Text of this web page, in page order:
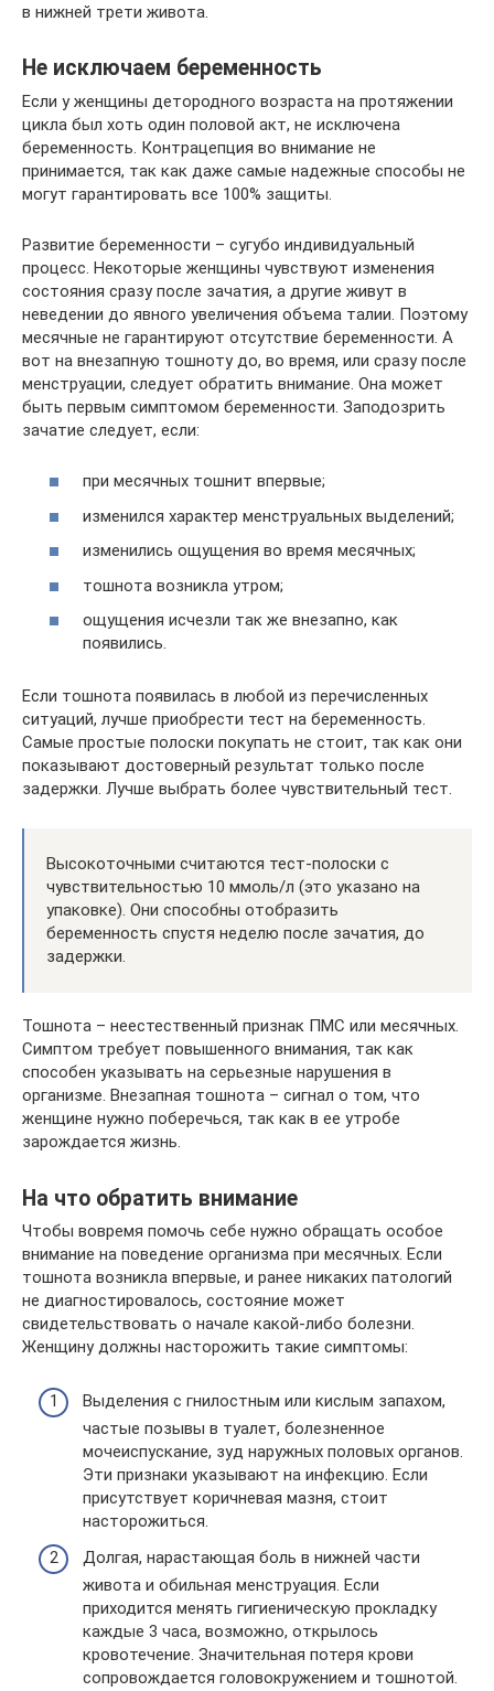
в нижней трети живота.
Не исключаем беременность
Если у женщины детородного возраста на протяжении
цикла был хоть один половой акт, не исключена
беременность. Контрацепция во внимание не
принимается, так как даже самые надежные способы не
могут гарантировать все 100% защиты.
Развитие беременности – сугубо индивидуальный
процесс. Некоторые женщины чувствуют изменения
состояния сразу после зачатия, а другие живут в
неведении до явного увеличения объема талии. Поэтому
месячные не гарантируют отсутствие беременности. А
вот на внезапную тошноту до, во время, или сразу после
менструации, следует обратить внимание. Она может
быть первым симптомом беременности. Заподозрить
зачатие следует, если:
при месячных тошнит впервые;
изменился характер менструальных выделений;
изменились ощущения во время месячных;
тошнота возникла утром;
ощущения исчезли так же внезапно, как
появились.
Если тошнота появилась в любой из перечисленных
ситуаций, лучше приобрести тест на беременность.
Самые простые полоски покупать не стоит, так как они
показывают достоверный результат только после
задержки. Лучше выбрать более чувствительный тест.
Высокоточными считаются тест-полоски с
чувствительностью 10 ммоль/л (это указано на
упаковке). Они способны отобразить
беременность спустя неделю после зачатия, до
задержки.
Тошнота – неестественный признак ПМС или месячных.
Симптом требует повышенного внимания, так как
способен указывать на серьезные нарушения в
организме. Внезапная тошнота – сигнал о том, что
женщине нужно поберечься, так как в ее утробе
зарождается жизнь.
На что обратить внимание
Чтобы вовремя помочь себе нужно обращать особое
внимание на поведение организма при месячных. Если
тошнота возникла впервые, и ранее никаких патологий
не диагностировалось, состояние может
свидетельствовать о начале какой-либо болезни.
Женщину должны насторожить такие симптомы:
Выделения с гнилостным или кислым запахом,
частые позывы в туалет, болезненное
мочеиспускание, зуд наружных половых органов.
Эти признаки указывают на инфекцию. Если
присутствует коричневая мазня, стоит
насторожиться.
Долгая, нарастающая боль в нижней части
живота и обильная менструация. Если
приходится менять гигиеническую прокладку
каждые 3 часа, возможно, открылось
кровотечение. Значительная потеря крови
сопровождается головокружением и тошнотой.